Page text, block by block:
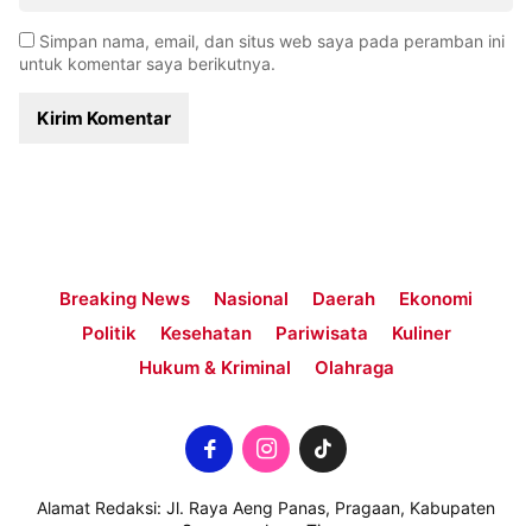
Simpan nama, email, dan situs web saya pada peramban ini
untuk komentar saya berikutnya.
Breaking News Nasional Daerah
Ekonomi
Politik
Kesehatan Pariwisata
Kuliner
Hukum & Kriminal
Olahraga
Alamat Redaksi: Jl. Raya Aeng Panas, Pragaan, Kabupaten